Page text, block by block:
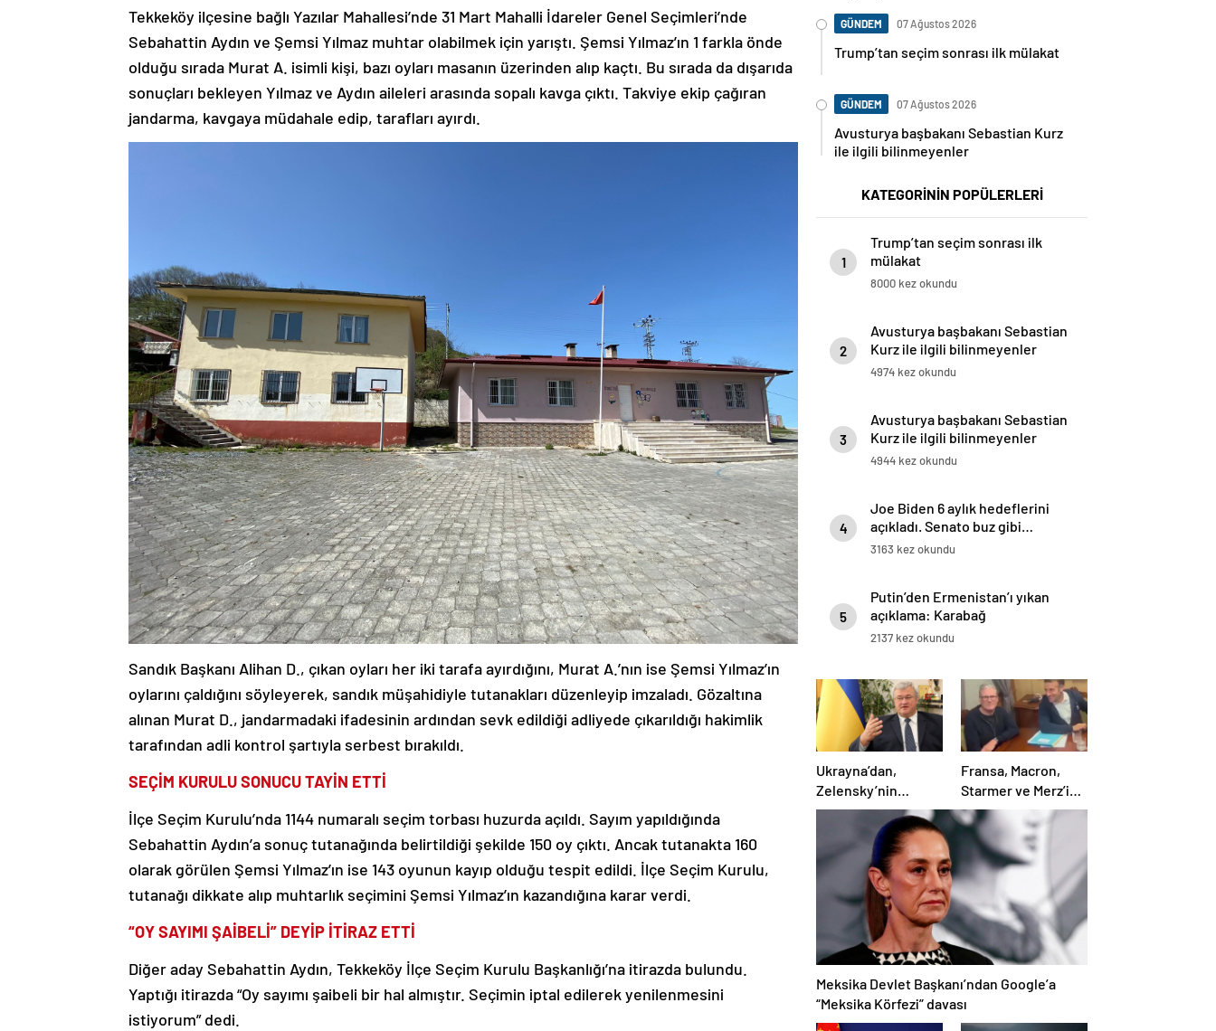
Tekkeköy ilçesine bağlı Yazılar Mahallesi’nde 31 Mart Mahalli İdareler Genel Seçimleri’nde
Sebahattin Aydın ve Şemsi Yılmaz muhtar olabilmek için yarıştı. Şemsi Yılmaz’ın 1 farkla önde
olduğu sırada Murat A. isimli kişi, bazı oyları masanın üzerinden alıp kaçtı. Bu sırada da dışarıda
sonuçları bekleyen Yılmaz ve Aydın aileleri arasında sopalı kavga çıktı. Takviye ekip çağıran
jandarma, kavgaya müdahale edip, tarafları ayırdı.
Sandık Başkanı Alihan D., çıkan oyları her iki tarafa ayırdığını, Murat A.’nın ise Şemsi Yılmaz’ın
oylarını çaldığını söyleyerek, sandık müşahidiyle tutanakları düzenleyip imzaladı. Gözaltına
alınan Murat D., jandarmadaki ifadesinin ardından sevk edildiği adliyede çıkarıldığı hakimlik
tarafından adli kontrol şartıyla serbest bırakıldı.
SEÇİM KURULU SONUCU TAYİN ETTİ
İlçe Seçim Kurulu’nda 1144 numaralı seçim torbası huzurda açıldı. Sayım yapıldığında
Sebahattin Aydın’a sonuç tutanağında belirtildiği şekilde 150 oy çıktı. Ancak tutanakta 160
olarak görülen Şemsi Yılmaz’ın ise 143 oyunun kayıp olduğu tespit edildi. İlçe Seçim Kurulu,
tutanağı dikkate alıp muhtarlık seçimini Şemsi Yılmaz’ın kazandığına karar verdi.
“OY SAYIMI ŞAİBELİ” DEYİP İTİRAZ ETTİ
Diğer aday Sebahattin Aydın, Tekkeköy İlçe Seçim Kurulu Başkanlığı’na itirazda bulundu.
Yaptığı itirazda “Oy sayımı şaibeli bir hal almıştır. Seçimin iptal edilerek yenilenmesini
istiyorum” dedi.
GÜNDEM 07 Ağustos 2026
Trump’tan seçim sonrası ilk mülakat
GÜNDEM 07 Ağustos 2026
Avusturya başbakanı Sebastian Kurz
ile ilgili bilinmeyenler
KATEGORİNİN POPÜLERLERİ
1
Trump’tan seçim sonrası ilk
mülakat
8000 kez okundu
2
Avusturya başbakanı Sebastian
Kurz ile ilgili bilinmeyenler
4974 kez okundu
3
Avusturya başbakanı Sebastian
Kurz ile ilgili bilinmeyenler
4944 kez okundu
4
Joe Biden 6 aylık hedeflerini
açıkladı. Senato buz gibi…
3163 kez okundu
5
Putin’den Ermenistan’ı yıkan
açıklama: Karabağ
Azerbaycan’ın ayrılmaz bir
2137 kez okundu
Ukrayna’dan,
Zelensky’nin
Putin’le şahsen
görüşme talebine
ilişkin açıklama
Fransa, Macron,
Starmer ve Merz’in
kokain kullandığı
iddiasını yalanladı
Meksika Devlet Başkanı’ndan Google’a
“Meksika Körfezi” davası